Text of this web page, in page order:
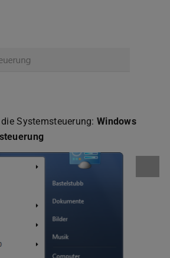
Systemsteuerung:Windows